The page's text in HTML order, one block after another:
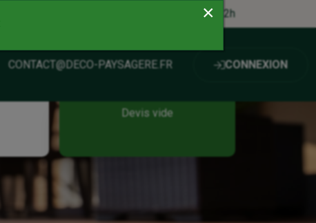
/ Samedi : 9h - 12h
CONTACT@DECO-PAYSAGERE.FR CONNEXION
Devis vide
×